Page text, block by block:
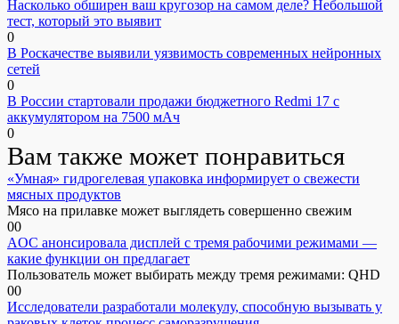
Насколько обширен ваш кругозор на самом деле? Небольшой
тест, который это выявит
0
В Роскачестве выявили уязвимость современных нейронных
сетей
0
В России стартовали продажи бюджетного Redmi 17 с
аккумулятором на 7500 мАч
0
Вам также может понравиться
«Умная» гидрогелевая упаковка информирует о свежести
мясных продуктов
Мясо на прилавке может выглядеть совершенно свежим
00
AOC анонсировала дисплей с тремя рабочими режимами —
какие функции он предлагает
Пользователь может выбирать между тремя режимами: QHD
00
Исследователи разработали молекулу, способную вызывать у